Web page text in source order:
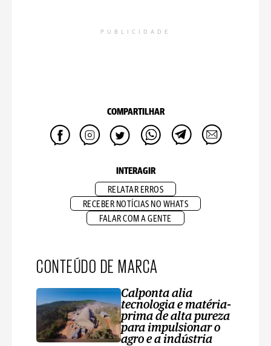
PUBLICIDADE
COMPARTILHAR
INTERAGIR
RELATAR ERROS
RECEBER NOTÍCIAS NO WHATS
FALAR COM A GENTE
CONTEÚDO DE MARCA
Calponta alia
tecnologia e matéria-
prima de alta pureza
para impulsionar o
agro e a indústria